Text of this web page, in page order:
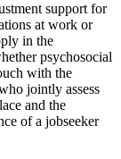
support for
at work or
in the
psychosocial
with the
jointly assess
and the
of a jobseeker